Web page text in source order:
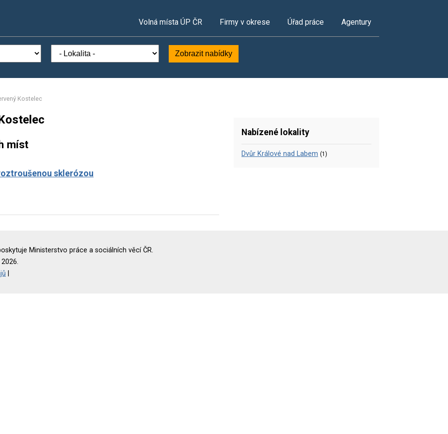
Volná místa ÚP ČR Firmy v okrese Úřad práce Agentury
Zobrazit nabídky
Kostelec
míst
sklerózou
Nabízené lokality
Dvůr Králové nad Labem (1)
Ministerstvo práce a sociálních věcí ČR.